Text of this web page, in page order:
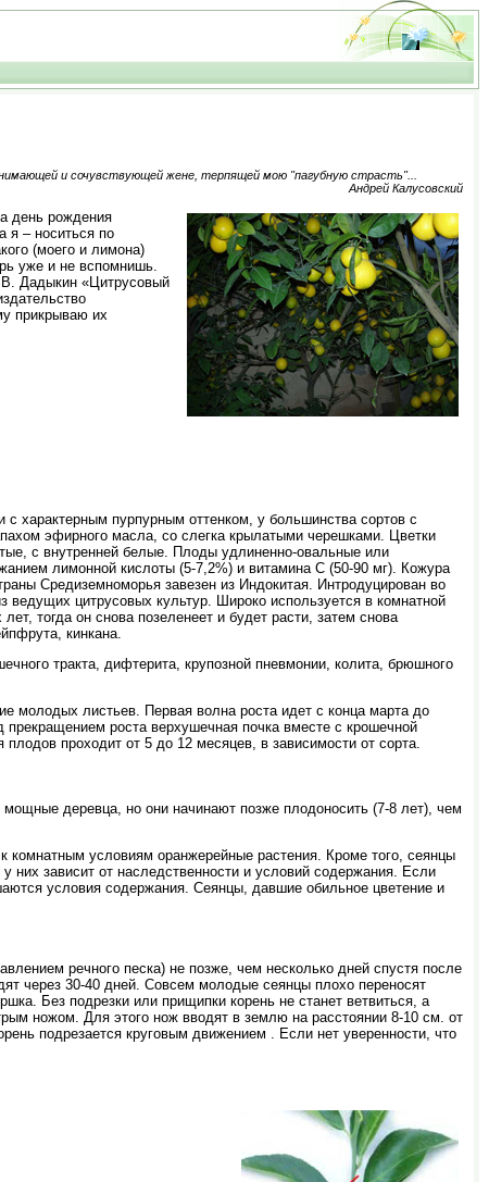
и сочувствующей жене, терпящей мою "пагубную страсть"...
Андрей Калусовский
день рождения
я – носиться по
(моего и лимона)
уже и не вспомнишь.
Дадыкин «Цитрусовый
прикрываю их
характерным пурпурным оттенком, у большинства сортов с
эфирного масла, со слегка крылатыми черешками. Цветки
с внутренней белые. Плоды удлиненно-овальные или
лимонной кислоты (5-7,2%) и витамина С (50-90 мг). Кожура
Средиземноморья завезен из Индокитая. Интродуцирован во
цитрусовых культур. Широко используется в комнатной
тогда он снова позеленеет и будет расти, затем снова
кинкана.
тракта, дифтерита, крупозной пневмонии, колита, брюшного
молодых листьев. Первая волна роста идет с конца марта до
роста верхушечная почка вместе с крошечной
проходит от 5 до 12 месяцев, в зависимости от сорта.
деревца, но они начинают позже плодоносить (7-8 лет), чем
комнатным условиям оранжерейные растения. Кроме того, сеянцы
у них зависит от наследственности и условий содержания. Если
условия содержания. Сеянцы, давшие обильное цветение и
речного песка) не позже, чем несколько дней спустя после
через 30-40 дней. Совсем молодые сеянцы плохо переносят
Без подрезки или прищипки корень не станет ветвиться, а
ножом. Для этого нож вводят в землю на расстоянии 8-10 см. от
подрезается круговым движением . Если нет уверенности, что